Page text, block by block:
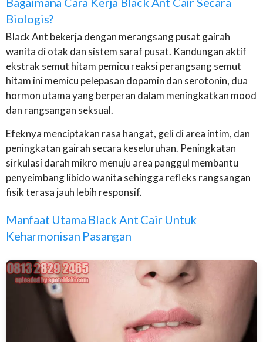
Biologis?
Black Ant bekerja dengan merangsang pusat gairah
wanita di otak dan sistem saraf pusat. Kandungan aktif
ekstrak semut hitam pemicu reaksi perangsang semut
hitam ini memicu pelepasan dopamin dan serotonin, dua
hormon utama yang berperan dalam meningkatkan mood
dan rangsangan seksual.
Efeknya menciptakan rasa hangat, geli di area intim, dan
peningkatan gairah secara keseluruhan. Peningkatan
sirkulasi darah mikro menuju area panggul membantu
penyeimbang libido wanita sehingga refleks rangsangan
fisik terasa jauh lebih responsif.
Manfaat Utama Black Ant Cair Untuk
Keharmonisan Pasangan